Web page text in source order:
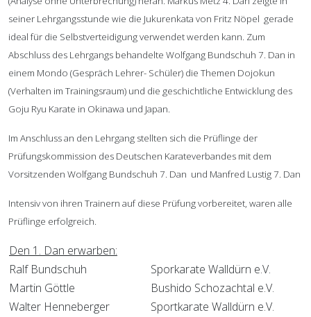
seiner Lehrgangsstunde wie die Jukurenkata von Fritz Nöpel gerade
ideal für die Selbstverteidigung verwendet werden kann. Zum
Abschluss des Lehrgangs behandelte Wolfgang Bundschuh 7. Dan in
einem Mondo (Gespräch Lehrer- Schüler) die Themen Dojokun
(Verhalten im Trainingsraum) und die geschichtliche Entwicklung des
Goju Ryu Karate in Okinawa und Japan.
Im Anschluss an den Lehrgang stellten sich die Prüflinge der
Prüfungskommission des Deutschen Karateverbandes mit dem
Vorsitzenden Wolfgang Bundschuh 7. Dan und Manfred Lustig 7. Dan
Intensiv von ihren Trainern auf diese Prüfung vorbereitet, waren alle
Prüflinge erfolgreich.
Den 1. Dan erwarben:
Ralf Bundschuh
Sporkarate Walldürn e.V.
Martin Göttle
Bushido Schozachtal e.V.
Walter Henneberger
Sportkarate Walldürn e.V.